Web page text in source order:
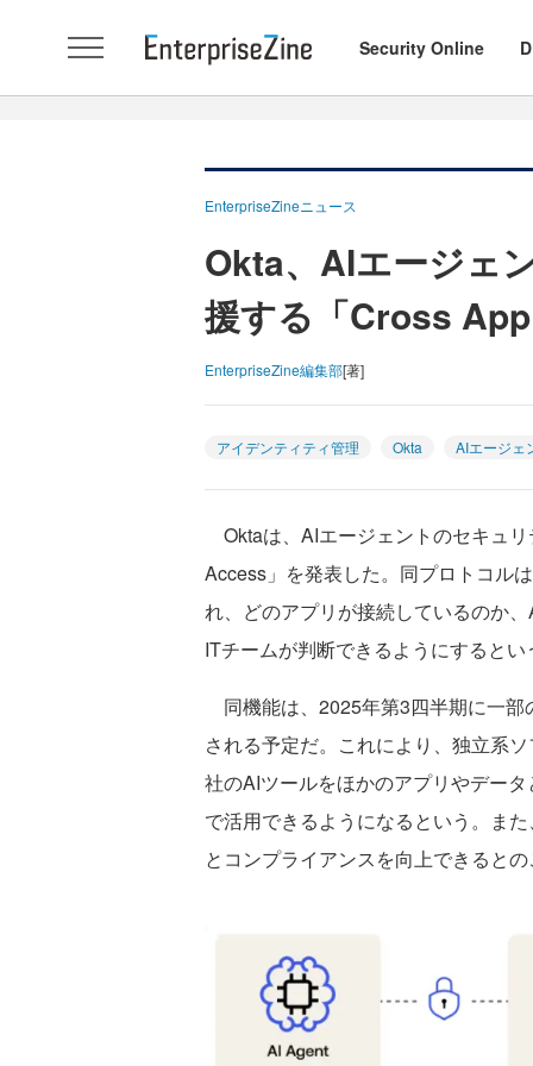
Security Online
EnterpriseZineニュース
Okta、AIエージェ
援する「Cross
EnterpriseZine編集部[著]
アイデンティティ管理 Okta AIエージェ
Oktaは、AIエージェントのセキュ
Access」を発表した。同プロトコル
れ、どのアプリが接続しているのか
ITチームが判断できるようにするとい
同機能は、2025年第3四半期に一部
される予定だ。これにより、独立系
社のAIツールをほかのアプリやデー
で活用できるようになるという。ま
とコンプライアンスを向上できると